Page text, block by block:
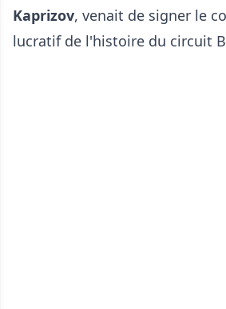
Kaprizov, venait de signer le
lucratif de l'histoire du circuit